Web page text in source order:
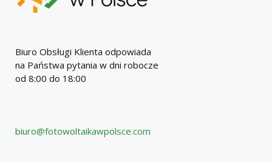
Biuro Obsługi Klienta odpowiada
na Państwa pytania w dni robocze
od 8:00 do 18:00
biuro@fotowoltaikawpolsce.com